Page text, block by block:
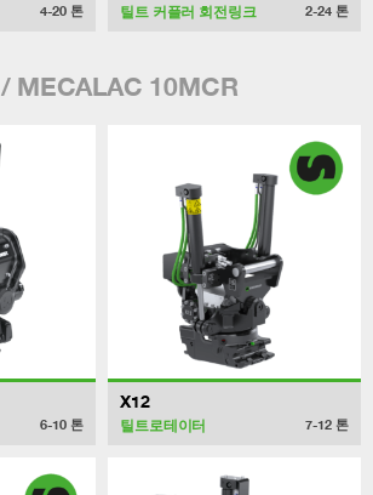
4-20 톤 틸트 커플러 회전링크 2-24 톤
/ MECALAC 10MCR
6-10 톤
X12
틸트로테이터 7-12 톤